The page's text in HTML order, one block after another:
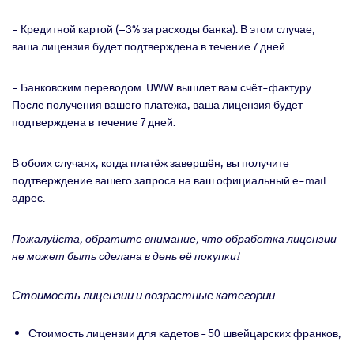
- Кредитной картой (+3% за расходы банка). В этом случае,
ваша лицензия будет подтверждена в течение 7 дней.
- Банковским переводом: UWW вышлет вам счёт-фактуру.
После получения вашего платежа, ваша лицензия будет
подтверждена в течение 7 дней.
В обоих случаях, когда платёж завершён, вы получите
подтверждение вашего запроса на ваш официальный e-mail
адрес.
Пожалуйста, обратите внимание, что обработка лицензии
не может быть сделана в день её покупки!
Стоимость лицензии и возрастные категории
Стоимость лицензии для кадетов – 50 швейцарских франков;